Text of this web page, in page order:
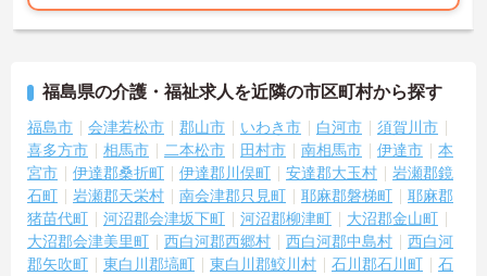
福島県の介護・福祉求人を近隣の市区町村から探す
福島市 会津若松市 郡山市 いわき市 白河市
須賀川市
喜多方市
相馬市 二本松市 田村市 南相馬市 伊達市
本
宮市
伊達郡桑折町 伊達郡川俣町 安達郡大玉村
岩瀬郡鏡
石町
岩瀬郡天栄村 南会津郡只見町 耶麻郡磐梯町
耶麻郡
猪苗代町
河沼郡会津坂下町 河沼郡柳津町
大沼郡金山町
大沼郡会津美里町
西白河郡西郷村 西白河郡中島村
西白河
郡矢吹町
東白川郡塙町 東白川郡鮫川村 石川郡石川町
石